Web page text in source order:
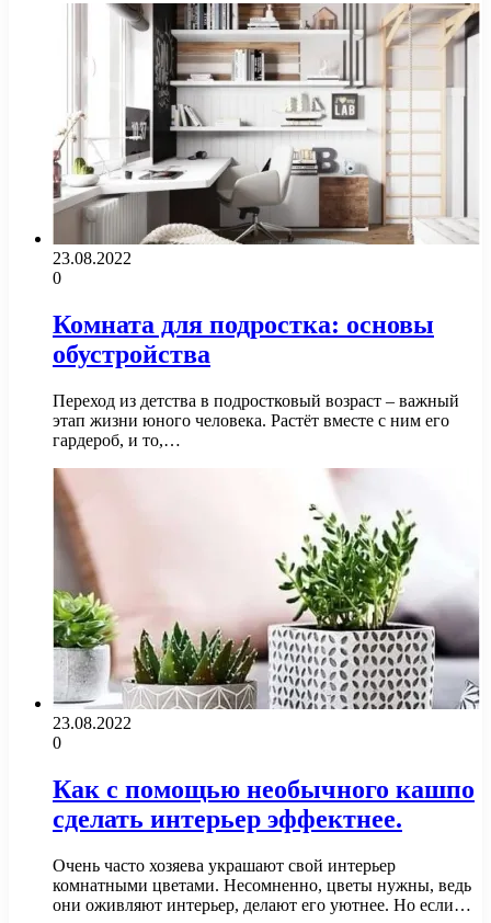
23.08.2022
0
Комната для подростка: основы
обустройства
Переход из детства в подростковый возраст – важный
этап жизни юного человека. Растёт вместе с ним его
гардероб, и то,…
23.08.2022
0
Как с помощью необычного кашпо
сделать интерьер эффектнее.
Очень часто хозяева украшают свой интерьер
комнатными цветами. Несомненно, цветы нужны, ведь
они оживляют интерьер, делают его уютнее. Но если…